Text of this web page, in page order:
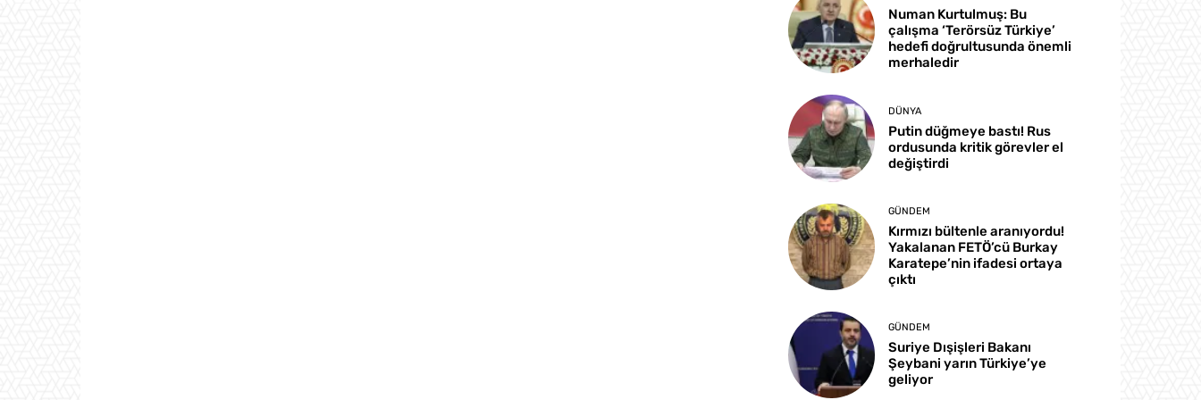
Numan Kurtulmuş: Bu
çalışma ‘Terörsüz Türkiye’
hedefi doğrultusunda önemli
merhaledir
DÜNYA
Putin düğmeye bastı! Rus
ordusunda kritik görevler el
değiştirdi
GÜNDEM
Kırmızı bültenle aranıyordu!
Yakalanan FETÖ’cü Burkay
Karatepe’nin ifadesi ortaya
çıktı
GÜNDEM
Suriye Dışişleri Bakanı
Şeybani yarın Türkiye’ye
geliyor